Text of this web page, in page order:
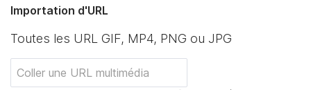
Importation d'URL
Toutes les URL GIF, MP4, PNG ou JPG